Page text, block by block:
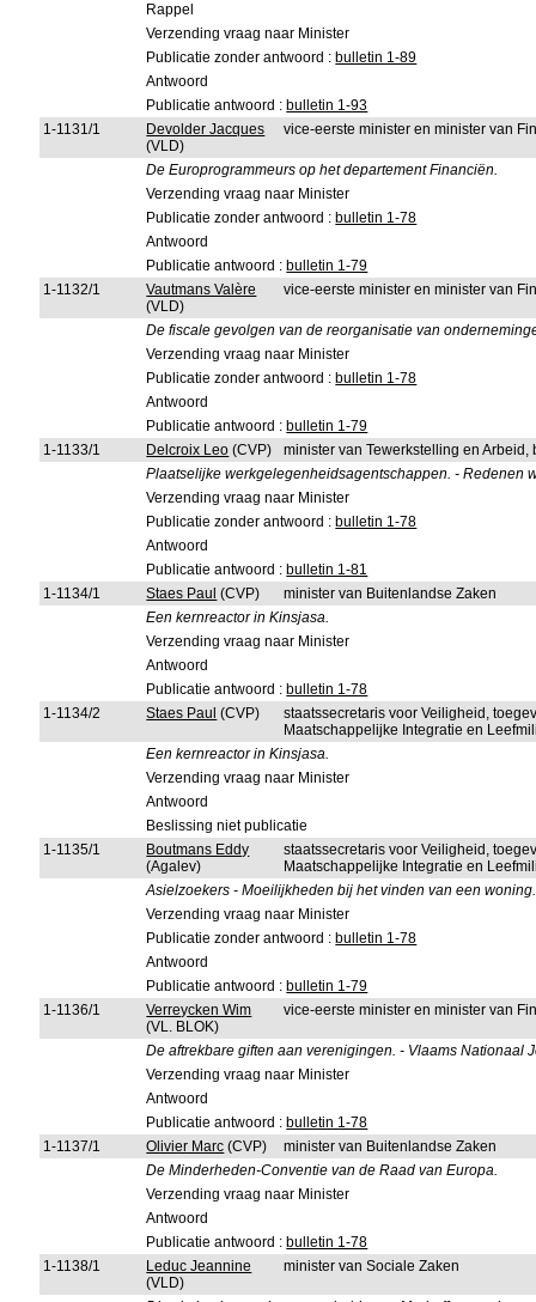
Rappel
Verzending vraag naar Minister
Publicatie zonder antwoord : bulletin 1-89
Antwoord
Publicatie antwoord : bulletin 1-93
1-1131/1
Devolder Jacques
(VLD)
vice-eerste minister en minister van
De Europrogrammeurs op het departement Financiën.
Verzending vraag naar Minister
Publicatie zonder antwoord : bulletin 1-78
Antwoord
Publicatie antwoord : bulletin 1-79
1-1132/1
Vautmans Valère
(VLD)
vice-eerste minister en minister van
De fiscale gevolgen van de reorganisatie van
Verzending vraag naar Minister
Publicatie zonder antwoord : bulletin 1-78
Antwoord
Publicatie antwoord : bulletin 1-79
1-1133/1
Delcroix Leo (CVP)
minister van Tewerkstelling en
Plaatselijke werkgelegenheidsagentschappen. - Redenen
Verzending vraag naar Minister
Publicatie zonder antwoord : bulletin 1-78
Antwoord
Publicatie antwoord : bulletin 1-81
1-1134/1
Staes Paul (CVP)
minister van Buitenlandse Zaken
Een kernreactor in Kinsjasa.
Verzending vraag naar Minister
Antwoord
Publicatie antwoord : bulletin 1-78
1-1134/2
Staes Paul (CVP)
staatssecretaris voor Veiligheid,
Maatschappelijke Integratie en
Een kernreactor in Kinsjasa.
Verzending vraag naar Minister
Antwoord
Beslissing niet publicatie
1-1135/1
Boutmans Eddy
(Agalev)
staatssecretaris voor Veiligheid,
Maatschappelijke Integratie en
Asielzoekers - Moeilijkheden bij het vinden van een woning.
Verzending vraag naar Minister
Publicatie zonder antwoord : bulletin 1-78
Antwoord
Publicatie antwoord : bulletin 1-79
1-1136/1
Verreycken Wim
(VL. BLOK)
vice-eerste minister en minister van
De aftrekbare giften aan verenigingen. - Vlaams Nationaal
Verzending vraag naar Minister
Antwoord
Publicatie antwoord : bulletin 1-78
1-1137/1
Olivier Marc (CVP)
minister van Buitenlandse Zaken
De Minderheden-Conventie van de Raad van Europa.
Verzending vraag naar Minister
Antwoord
Publicatie antwoord : bulletin 1-78
1-1138/1
Leduc Jeannine
(VLD)
minister van Sociale Zaken